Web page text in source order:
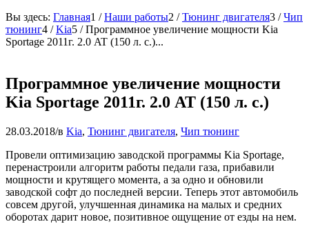
Вы здесь: Главная1 / Наши работы2 / Тюнинг двигателя3 / Чип
тюнинг4 / Kia5 / Программное увеличение мощности Kia
Sportage 2011г. 2.0 AT (150 л. с.)...
Программное увеличение мощности
Kia Sportage 2011г. 2.0 AT (150 л. с.)
28.03.2018/в Kia, Тюнинг двигателя, Чип тюнинг
Провели оптимизацию заводской программы Kia Sportage,
перенастроили алгоритм работы педали газа, прибавили
мощности и крутящего момента, а за одно и обновили
заводской софт до последней версии. Теперь этот автомобиль
совсем другой, улучшенная динамика на малых и средних
оборотах дарит новое, позитивное ощущение от езды на нем.